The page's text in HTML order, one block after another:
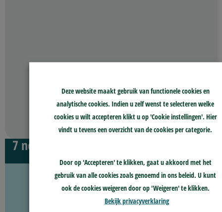
GA VERDER
7 november 2025
Deze website maakt gebruik van functionele cookies en
analytische cookies. Indien u zelf wenst te selecteren welke
cookies u wilt accepteren klikt u op 'Cookie instellingen'. Hier
vindt u tevens een overzicht van de cookies per categorie.
Door op 'Accepteren' te klikken, gaat u akkoord met het
gebruik van alle cookies zoals genoemd in ons beleid. U kunt
ook de cookies weigeren door op 'Weigeren' te klikken.
Bekijk privacyverklaring